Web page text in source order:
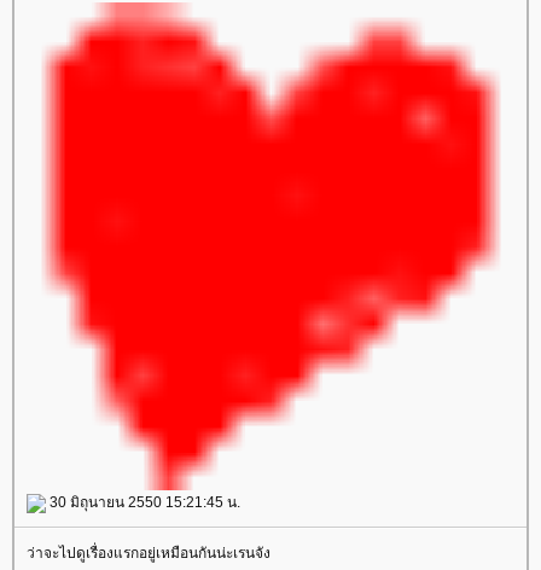
30 มิถุนายน 2550 15:21:45 น.
ว่าจะไปดูเรื่องแรกอยู่เหมือนกันน่ะเรนจัง